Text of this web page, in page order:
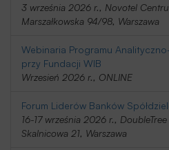
3 września 2026 r., Novotel
Marszałkowska 94/98, Warszawa
Webinaria Programu
przy Fundacji WIB
Wrzesień 2026 r., ONLINE
Forum Liderów Banków
16-17 września 2026 r.,
Skalnicowa 21, Warszawa